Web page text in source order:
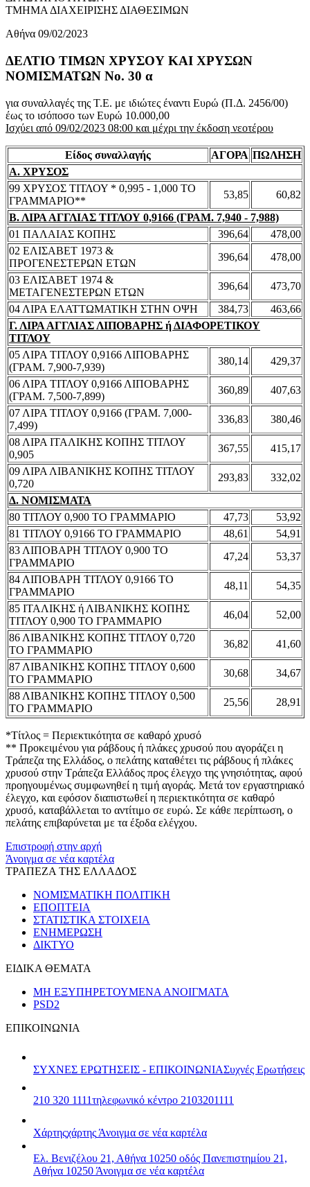
ΤΜΗΜΑ ΔΙΑΧΕΙΡΙΣΗΣ ΔΙΑΘΕΣΙΜΩΝ
Αθήνα 09/02/2023
ΔΕΛΤΙΟ ΤΙΜΩΝ ΧΡΥΣΟΥ ΚΑΙ ΧΡΥΣΩΝ
ΝΟΜΙΣΜΑΤΩΝ No. 30 α
για συναλλαγές της Τ.Ε. με ιδιώτες έναντι Ευρώ (Π.Δ. 2456/00)
έως το ισόποσο των Ευρώ 10.000,00
Ισχύει από 09/02/2023 08:00 και μέχρι την έκδοση νεοτέρου
Είδος συναλλαγής ΑΓΟΡΑ ΠΩΛΗΣΗ
Α. ΧΡΥΣΟΣ
99 ΧΡΥΣΟΣ ΤΙΤΛΟΥ * 0,995 - 1,000 ΤΟ
ΓΡΑΜΜΑΡΙΟ**
53,85
60,82
Β. ΛΙΡΑ ΑΓΓΛΙΑΣ ΤΙΤΛΟΥ 0,9166 (ΓΡΑΜ. 7,940 - 7,988)
01 ΠΑΛΑΙΑΣ ΚΟΠΗΣ
396,64
478,00
02 ΕΛΙΣΑΒΕΤ 1973 &
ΠΡΟΓΕΝΕΣΤΕΡΩΝ ΕΤΩΝ
396,64
478,00
03 ΕΛΙΣΑΒΕΤ 1974 &
ΜΕΤΑΓΕΝΕΣΤΕΡΩΝ ΕΤΩΝ
396,64
473,70
04 ΛΙΡΑ ΕΛΑΤΤΩΜΑΤΙΚΗ ΣΤΗΝ ΟΨΗ
384,73
463,66
Γ. ΛΙΡΑ ΑΓΓΛΙΑΣ ΛΙΠΟΒΑΡΗΣ ή ΔΙΑΦΟΡΕΤΙΚΟΥ
ΤΙΤΛΟΥ
05 ΛΙΡΑ ΤΙΤΛΟΥ 0,9166 ΛΙΠΟΒΑΡΗΣ
(ΓΡΑΜ. 7,900-7,939)
380,14
429,37
06 ΛΙΡΑ ΤΙΤΛΟΥ 0,9166 ΛΙΠΟΒΑΡΗΣ
(ΓΡΑΜ. 7,500-7,899)
360,89
407,63
07 ΛΙΡΑ ΤΙΤΛΟΥ 0,9166 (ΓΡΑΜ. 7,000-
7,499)
336,83
380,46
08 ΛΙΡΑ ΙΤΑΛΙΚΗΣ ΚΟΠΗΣ ΤΙΤΛΟΥ
0,905
367,55
415,17
09 ΛΙΡΑ ΛΙΒΑΝΙΚΗΣ ΚΟΠΗΣ ΤΙΤΛΟΥ
0,720
293,83
332,02
Δ. ΝΟΜΙΣΜΑΤΑ
80 ΤΙΤΛΟΥ 0,900 ΤΟ ΓΡΑΜΜΑΡΙΟ
47,73
53,92
81 ΤΙΤΛΟΥ 0,9166 ΤΟ ΓΡΑΜΜΑΡΙΟ
48,61
54,91
83 ΛΙΠΟΒΑΡΗ ΤΙΤΛΟΥ 0,900 ΤΟ
ΓΡΑΜΜΑΡΙΟ
47,24
53,37
84 ΛΙΠΟΒΑΡΗ ΤΙΤΛΟΥ 0,9166 ΤΟ
ΓΡΑΜΜΑΡΙΟ
48,11
54,35
85 ΙΤΑΛΙΚΗΣ ή ΛΙΒΑΝΙΚΗΣ ΚΟΠΗΣ
ΤΙΤΛΟΥ 0,900 ΤΟ ΓΡΑΜΜΑΡΙΟ
46,04
52,00
86 ΛΙΒΑΝΙΚΗΣ ΚΟΠΗΣ ΤΙΤΛΟΥ 0,720
ΤΟ ΓΡΑΜΜΑΡΙΟ
36,82
41,60
87 ΛΙΒΑΝΙΚΗΣ ΚΟΠΗΣ ΤΙΤΛΟΥ 0,600
ΤΟ ΓΡΑΜΜΑΡΙΟ
30,68
34,67
88 ΛΙΒΑΝΙΚΗΣ ΚΟΠΗΣ ΤΙΤΛΟΥ 0,500
ΤΟ ΓΡΑΜΜΑΡΙΟ
25,56 28,91
*Τίτλος = Περιεκτικότητα σε καθαρό χρυσό
** Προκειμένου για ράβδους ή πλάκες χρυσού που αγοράζει η
Τράπεζα της Ελλάδος, ο πελάτης καταθέτει τις ράβδους ή πλάκες
χρυσού στην Τράπεζα Ελλάδος προς έλεγχο της γνησιότητας, αφού
προηγουμένως συμφωνηθεί η τιμή αγοράς. Μετά τον εργαστηριακό
έλεγχο, και εφόσον διαπιστωθεί η περιεκτικότητα σε καθαρό
χρυσό, καταβάλλεται το αντίτιμο σε ευρώ. Σε κάθε περίπτωση, ο
πελάτης επιβαρύνεται με τα έξοδα ελέγχου.
Επιστροφή στην αρχή
Άνοιγμα σε νέα καρτέλα
ΤΡΑΠΕΖΑ ΤΗΣ ΕΛΛΑΔΟΣ
ΝΟΜΙΣΜΑΤΙΚΗ ΠΟΛΙΤΙΚΗ
ΕΠΟΠΤΕΙΑ
ΣΤΑΤΙΣΤΙΚΑ ΣΤΟΙΧΕΙΑ
ΕΝΗΜΕΡΩΣΗ
ΔΙΚΤΥΟ
ΕΙΔΙΚΑ ΘΕΜΑΤΑ
ΜΗ ΕΞΥΠΗΡΕΤΟΥΜΕΝΑ ΑΝΟΙΓΜΑΤΑ
PSD2
ΕΠΙΚΟΙΝΩΝΙΑ
ΣΥΧΝΕΣ ΕΡΩΤΗΣΕΙΣ - ΕΠΙΚΟΙΝΩΝΙΑΣυχνές Ερωτήσεις
210 320 1111τηλεφωνικό κέντρο 2103201111
Χάρτηςχάρτης Άνοιγμα σε νέα καρτέλα
Ελ. Βενιζέλου 21, Αθήνα 10250 οδός Πανεπιστημίου 21,
Αθήνα 10250 Άνοιγμα σε νέα καρτέλα